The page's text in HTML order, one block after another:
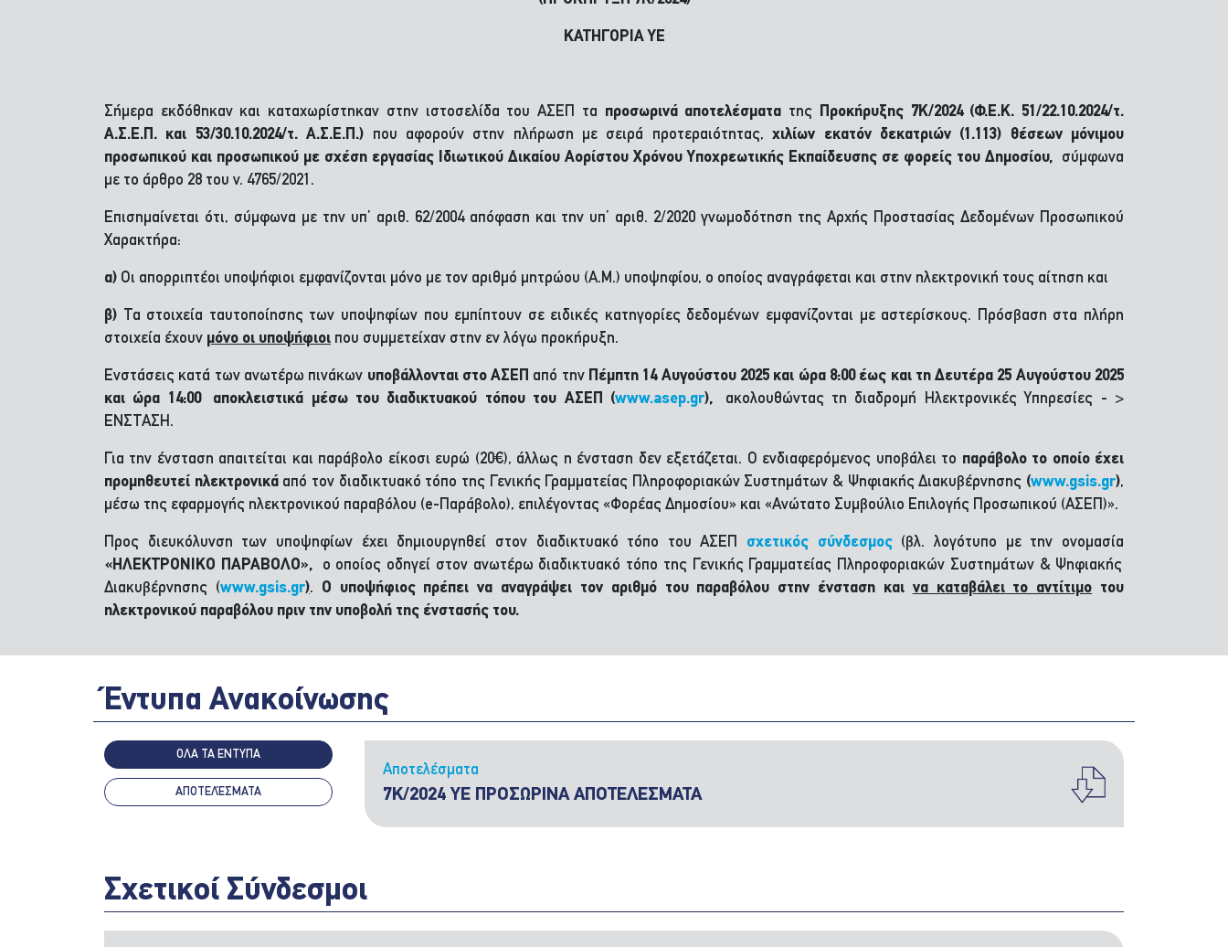
ΚΑΤΗΓΟΡΙΑ ΥΕ
Σήμερα εκδόθηκαν και καταχωρίστηκαν στην ιστοσελίδα του ΑΣΕΠ τα προσωρινά αποτελέσματα της Προκήρυξης 7Κ/2024 (Φ.Ε.Κ. 51/22.10.2024/τ.
Α.Σ.Ε.Π. και 53/30.10.2024/τ. Α.Σ.Ε.Π.) που αφορούν στην πλήρωση με σειρά προτεραιότητας,χιλίων εκατόν δεκατριών (1.113) θέσεων μόνιμου
προσωπικού και προσωπικού με σχέση εργασίας Ιδιωτικού Δικαίου Αορίστου Χρόνου Υποχρεωτικής Εκπαίδευσης σε φορείς του Δημοσίου, σύμφωνα
με το άρθρο 28 του ν. 4765/2021.
Επισημαίνεται ότι, σύμφωνα με την υπ’ αριθ. 62/2004 απόφαση και την υπ’ αριθ. 2/2020 γνωμοδότηση της Αρχής Προστασίας Δεδομένων Προσωπικού
Χαρακτήρα:
α) Οι απορριπτέοι υποψήφιοι εμφανίζονται μόνο με τον αριθμό μητρώου (Α.Μ.) υποψηφίου, ο οποίος αναγράφεται και στην ηλεκτρονική τους αίτηση και
β) Τα στοιχεία ταυτοποίησης των υποψηφίων που εμπίπτουν σε ειδικές κατηγορίες δεδομένων εμφανίζονται με αστερίσκους. Πρόσβαση στα πλήρη
στοιχεία έχουν μόνο οι υποψήφιοι που συμμετείχαν στην εν λόγω προκήρυξη.
Ενστάσεις κατά των ανωτέρω πινάκων υποβάλλονται στο ΑΣΕΠ από την Πέμπτη 14 Αυγούστου 2025 και ώρα 8:00 έως και τη Δευτέρα 25 Αυγούστου 2025
και ώρα 14:00 αποκλειστικά μέσω του διαδικτυακού τόπου του ΑΣΕΠ (www.asep.gr), ακολουθώντας τη διαδρομή Ηλεκτρονικές Υπηρεσίες - >
ΕΝΣΤΑΣΗ.
Για την ένσταση απαιτείται και παράβολο είκοσι ευρώ (20€), άλλως η ένσταση δεν εξετάζεται. Ο ενδιαφερόμενος υποβάλει το παράβολο το οποίο έχει
προμηθευτεί ηλεκτρονικάαπό τον διαδικτυακό τόπο της Γενικής Γραμματείας Πληροφοριακών Συστημάτων & Ψηφιακής Διακυβέρνησης (www.gsis.gr),
μέσω της εφαρμογής ηλεκτρονικού παραβόλου (e-Παράβολο), επιλέγοντας «Φορέας Δημοσίου» και «Ανώτατο Συμβούλιο Επιλογής Προσωπικού (ΑΣΕΠ)».
Προς διευκόλυνση των υποψηφίων έχει δημιουργηθεί στον διαδικτυακό τόπο του ΑΣΕΠ σχετικός σύνδεσμος(βλ. λογότυπο με την ονομασία
«ΗΛΕΚΤΡΟΝΙΚΟ ΠΑΡΑΒΟΛΟ», ο οποίος οδηγεί στον ανωτέρω διαδικτυακό τόπο της Γενικής Γραμματείας Πληροφοριακών Συστημάτων & Ψηφιακής
Διακυβέρνησης (www.gsis.gr). Ο υποψήφιος πρέπει να αναγράψει τον αριθμό του παραβόλου στην ένσταση και να καταβάλει το αντίτιμο του
ηλεκτρονικού παραβόλου πριν την υποβολή της ένστασής του.
Έντυπα Ανακοίνωσης
ΟΛΑ ΤΑ ΕΝΤΥΠΑ
ΑΠΟΤΕΛΈΣΜΑΤΑ
Αποτελέσματα
7Κ/2024 ΥΕ ΠΡΟΣΩΡΙΝΑ ΑΠΟΤΕΛΕΣΜΑΤΑ
Σχετικοί Σύνδεσμοι